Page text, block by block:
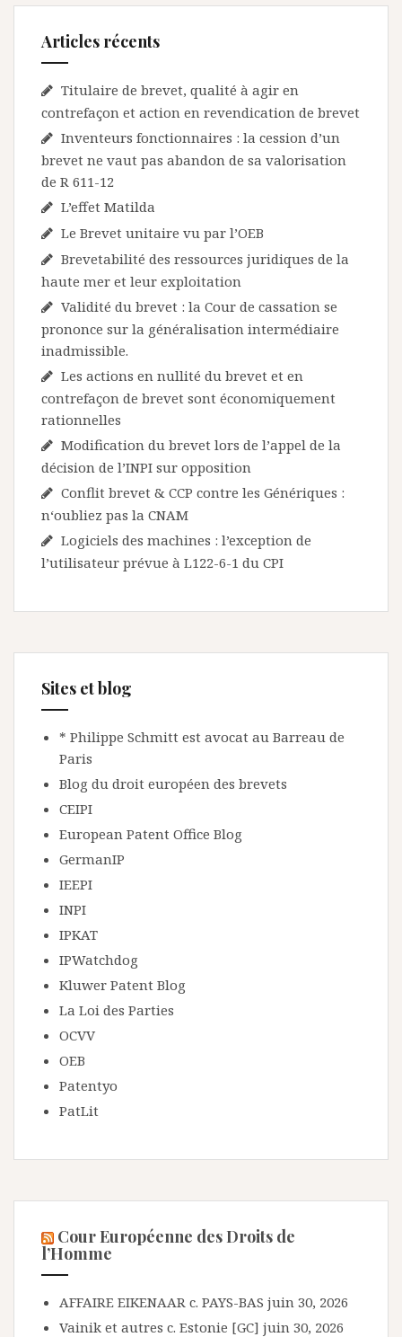
Articles récents
Titulaire de brevet, qualité à agir en
contrefaçon et action en revendication de brevet
Inventeurs fonctionnaires : la cession d’un
brevet ne vaut pas abandon de sa valorisation
de R 611-12
L’effet Matilda
Le Brevet unitaire vu par l’OEB
Brevetabilité des ressources juridiques de la
haute mer et leur exploitation
Validité du brevet : la Cour de cassation se
prononce sur la généralisation intermédiaire
inadmissible.
Les actions en nullité du brevet et en
contrefaçon de brevet sont économiquement
rationnelles
Modification du brevet lors de l’appel de la
décision de l’INPI sur opposition
Conflit brevet & CCP contre les Génériques :
n‘oubliez pas la CNAM
Logiciels des machines : l’exception de
l’utilisateur prévue à L122-6-1 du CPI
Sites et blog
* Philippe Schmitt est avocat au Barreau de
Paris
Blog du droit européen des brevets
CEIPI
European Patent Office Blog
GermanIP
IEEPI
INPI
IPKAT
IPWatchdog
Kluwer Patent Blog
La Loi des Parties
OCVV
OEB
Patentyo
PatLit
Cour Européenne des Droits de
l’Homme
AFFAIRE EIKENAAR c. PAYS-BAS juin 30, 2026
Vainik et autres c. Estonie [GC] juin 30, 2026